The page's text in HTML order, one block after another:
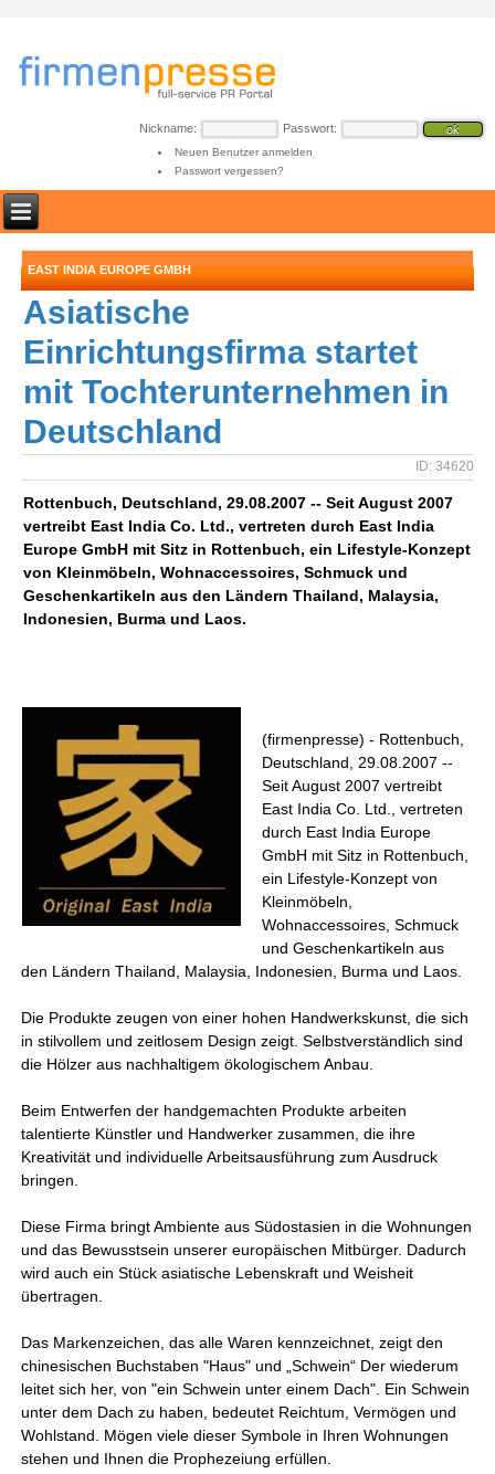
Nickname: Passwort:
Neuen Benutzer anmelden
Passwort vergessen?
EAST INDIA EUROPE GMBH
Asiatische
Einrichtungsfirma startet
mit Tochterunternehmen in
Deutschland
ID: 34620
Rottenbuch, Deutschland, 29.08.2007 -- Seit August 2007
vertreibt East India Co. Ltd., vertreten durch East India
Europe GmbH mit Sitz in Rottenbuch, ein Lifestyle-Konzept
von Kleinmöbeln, Wohnaccessoires, Schmuck und
Geschenkartikeln aus den Ländern Thailand, Malaysia,
Indonesien, Burma und Laos.
(firmenpresse) - Rottenbuch,
Deutschland, 29.08.2007 --
Seit August 2007 vertreibt
East India Co. Ltd., vertreten
durch East India Europe
GmbH mit Sitz in Rottenbuch,
ein Lifestyle-Konzept von
Kleinmöbeln,
Wohnaccessoires, Schmuck
und Geschenkartikeln aus
den Ländern Thailand, Malaysia, Indonesien, Burma und Laos.
Die Produkte zeugen von einer hohen Handwerkskunst, die sich
in stilvollem und zeitlosem Design zeigt. Selbstverständlich sind
die Hölzer aus nachhaltigem ökologischem Anbau.
Beim Entwerfen der handgemachten Produkte arbeiten
talentierte Künstler und Handwerker zusammen, die ihre
Kreativität und individuelle Arbeitsausführung zum Ausdruck
bringen.
Diese Firma bringt Ambiente aus Südostasien in die Wohnungen
und das Bewusstsein unserer europäischen Mitbürger. Dadurch
wird auch ein Stück asiatische Lebenskraft und Weisheit
übertragen.
Das Markenzeichen, das alle Waren kennzeichnet, zeigt den
chinesischen Buchstaben "Haus" und „Schwein“ Der wiederum
leitet sich her, von "ein Schwein unter einem Dach". Ein Schwein
unter dem Dach zu haben, bedeutet Reichtum, Vermögen und
Wohlstand. Mögen viele dieser Symbole in Ihren Wohnungen
stehen und Ihnen die Prophezeiung erfüllen.